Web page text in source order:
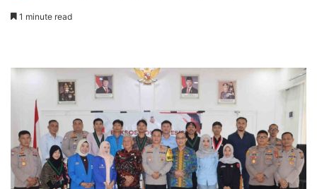
1 minute read